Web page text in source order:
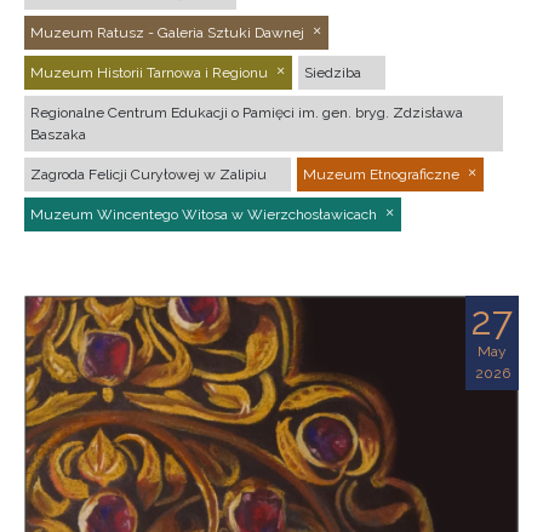
Muzeum Ratusz - Galeria Sztuki Dawnej
Muzeum Historii Tarnowa i Regionu Siedziba
Regionalne Centrum Edukacji o Pamięci im. gen. bryg. Zdzisława
Baszaka
Zagroda Felicji Curyłowej w Zalipiu Muzeum Etnograficzne
Muzeum Wincentego Witosa w Wierzchosławicach
27
May
2026